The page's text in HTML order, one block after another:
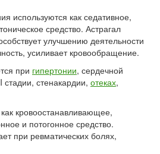
используются как седативное,
средство. Астрагал
улучшению деятельности
усиливает кровообращение.
при гипертонии, сердечной
стадии, стенакардии, отеках,
кровоостанавливающее,
и потогонное средство.
при ревматических болях,